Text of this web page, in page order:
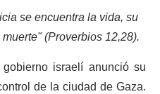
se encuentra la vida, su
(Proverbios 12,28).
israelí anunció su
de la ciudad de Gaza.